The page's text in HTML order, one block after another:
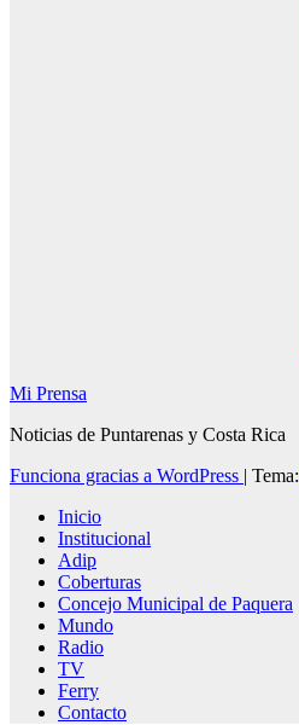
Mi Prensa
Noticias de Puntarenas y Costa Rica
Funciona gracias a WordPress | Tema:
Inicio
Institucional
Adip
Coberturas
Concejo Municipal de Paquera
Mundo
Radio
TV
Ferry
Contacto